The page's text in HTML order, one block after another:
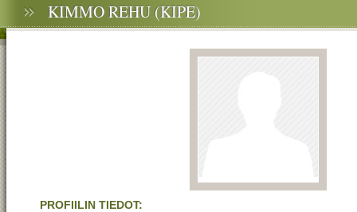
KIMMO REHU (KIPE)
PROFIILIN TIEDOT: